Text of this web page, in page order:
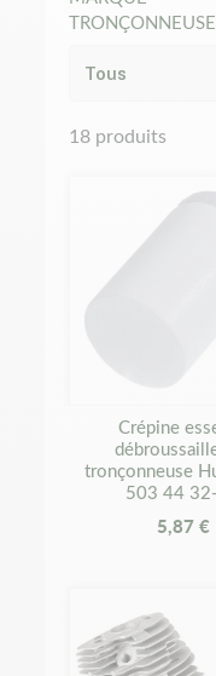
001/007/09/2021
TRONÇONNEUSE
18 produits
Crépine
tronçonneuse
503 44
5,87 €